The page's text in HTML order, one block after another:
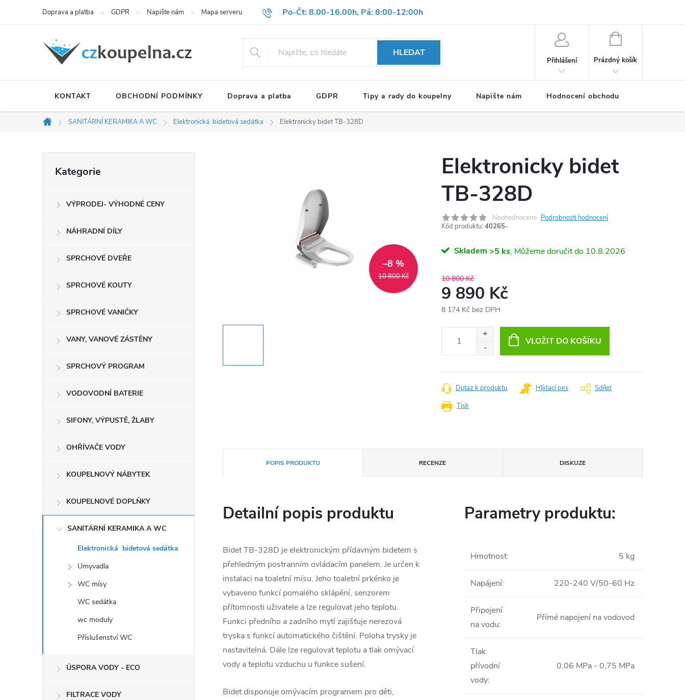
Po-Čt: 8.00-16.00h, Pá: 8:00-12:00h
Doprava a platba GDPR Napište nám Mapa serveru Hodnocení obchodu Reklamační formulář OBCHODNÍ PODMÍNKY
HLEDAT
Přihlášení
NÁKUPNÍ
Prázdný košík
KONTAKT OBCHODNÍ PODMÍNKY Doprava a platba GDPR Tipy a rady do koupelny Napište nám Hodnocení obchodu
Domů
SANITÁRNÍ KERAMIKA A WC Elektronická bidetová sedátka Elektronicky bidet TB-328D
kategorie
Kategorie
VÝPRODEJ- VÝHODNÉ CENY
NÁHRADNÍ DÍLY
SPRCHOVÉ DVEŘE
SPRCHOVÉ KOUTY
SPRCHOVÉ VANIČKY
VANY, VANOVÉ ZÁSTĚNY
SPRCHOVÝ PROGRAM
VODOVODNÍ BATERIE
SIFONY, VÝPUSTĚ, ŽLABY
OHŘÍVAČE VODY
KOUPELNOVÝ NÁBYTEK
KOUPELNOVÉ DOPLŇKY
SANITÁRNÍ KERAMIKA A WC
Elektronická bidetová sedátka
Umyvadla
WC mísy
WC sedátka
wc moduly
Příslušenství WC
ÚSPORA VODY - ECO
FILTRACE VODY
10 800 Kč
–8 %
Elektronicky bidet
TB-328D
Neohodnoceno Podrobnosti hodnocení
Kód produktu: 40265-
Skladem >5 ks 10.8.2026
10 800 Kč
9 890 Kč
8 174 Kč bez DPH
VLOŽIT DO KOŠÍKU
Tisk
Dotaz k produktu Hlídací pes Sdílet
POPIS PRODUKTU RECENZE DISKUZE
Detailní popis produktu
Bidet TB-328D je elektronickým přídavným bidetem s
přehledným postranním ovládacím panelem. Je určen k
instalaci na toaletní mísu. Jeho toaletní prkénko je
vybaveno funkcí pomalého sklápění, senzorem
přítomnosti uživatele a lze regulovat jeho teplotu.
Funkci předního a zadního mytí zajišťuje nerezová
tryska s funkcí automatického čištění. Poloha trysky je
nastavitelná. Dále lze regulovat teplotu a tlak omývací
vody a teplotu vzduchu u funkce sušení.
Bidet disponuje omývacím programem pro děti,
Parametry produktu:
Hmotnost: 5 kg
Napájení: 220-240 V/50-60 Hz
Připojení
na vodu:
Přímé napojení na vodovod
Tlak
přívodní
vody:
0,06 MPa - 0,75 MPa